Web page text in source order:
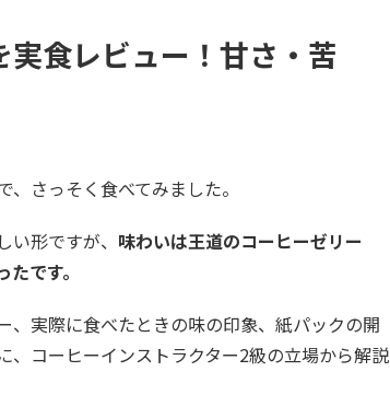
食レビュー！甘さ・苦
、さっそく食べてみました。
形ですが、 味わいは王道のコーヒーゼリー
です。
実際に食べたときの味の印象、紙パックの開
、コーヒーインストラクター2級の立場から解説